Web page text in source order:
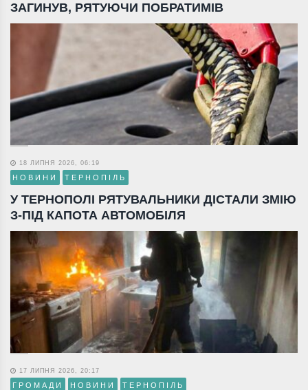
ЗАГИНУВ, РЯТУЮЧИ ПОБРАТИМІВ
18 ЛИПНЯ 2026, 06:19
НОВИНИ ТЕРНОПІЛЬ
У ТЕРНОПОЛІ РЯТУВАЛЬНИКИ ДІСТАЛИ ЗМІЮ
З-ПІД КАПОТА АВТОМОБІЛЯ
17 ЛИПНЯ 2026, 20:17
ГРОМАДИ НОВИНИ ТЕРНОПІЛЬ